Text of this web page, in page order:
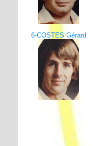
6-COSTES Gérard